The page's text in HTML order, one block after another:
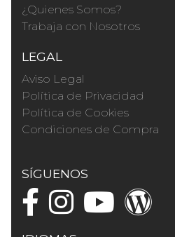
¿Quienes Somos?
Trabaja con Nosotros
LEGAL
Aviso Legal
Política de Privacidad
Política de Cookies
Condiciones de Compra
SÍGUENOS